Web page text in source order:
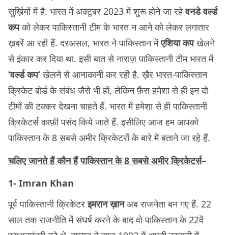
सुर्ख़ियों में है. भारत में अक्टूबर 2023 में शुरू होने जा रहेवनडे वर्ल्ड
कपको लेकर पाकिस्तानी टीम के भारत न आने को लेकर लगातार
ख़बरें आ रही हैं. दरअसल, भारत ने पाकिस्तान मेंएशिया कपखेलने
से इंकार कर दिया था. इसी बात से नाराज़ पाकिस्तानी टीम भारत में
‘वर्ल्ड कप’खेलने से आनाकानी कर रही है. ख़ैर भारत-पाकिस्तान
क्रिकेट बोर्ड के संबंध जैसे भी हों, लेकिन फ़ैंस हमेशा से ही इन दो
टीमों की टक्कर देखना चाहते हैं. भारत में हमेशा से ही पाकिस्तानी
क्रिकेटर्स काफ़ी पसंद किये जाते हैं. इसीलिए आज हम आपको
पाकिस्तान के 8 सबसे अमीर क्रिकेटरों के बारे में बताने जा रहे हैं.
चलिए जानते हैं कौनहैं पाकिस्तान के 8 सबसे अमीर क्रिकेटर्स–
1- Imran Khan
पूर्व पाकिस्तानी क्रिकेटरइमरान ख़ानअब राजनेता बन गए हैं. 22
साल तक राजनीति में संघर्ष करने के बाद वो पाकिस्तान के 22वें